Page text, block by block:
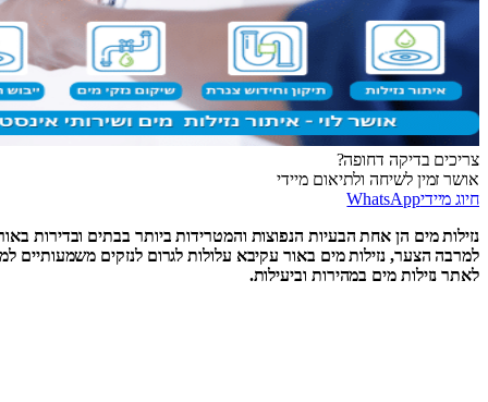
צריכים בדיקה דחופה?
אושר זמין לשיחה ולתיאום מיידי
חיוג מיידיWhatsApp
נזילות מים הן אחת הבעיות הנפוצות והמטרידות ביותר בבתים ובדירות
למרבה הצער, נזילות מים באור עקיבא עלולות לגרום לנזקים משמעותיים
לאתר נזילות מים במהירות וביעילות.